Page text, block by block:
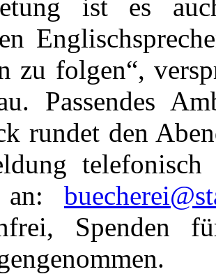
ist es
zu folgen“,
Passendes
rundet den
Spenden